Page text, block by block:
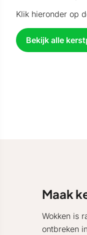
Klik hieronder op
Bekijk alle
Maak
Wokken is
ontbreken